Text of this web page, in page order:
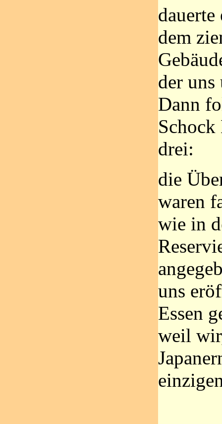
dem
der uns
Dann
drei:
die
waren
wie in
uns
Essen
weil